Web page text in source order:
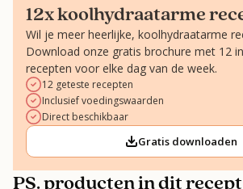
PS. producten in dit recept
12x koolhydraatarme
Wil je meer heerlijke, koolhydraatarme
Download onze gratis brochure met 12
recepten voor elke dag van de week.
12 geteste recepten
Inclusief voedingswaarden
Direct beschikbaar
Gratis downloaden